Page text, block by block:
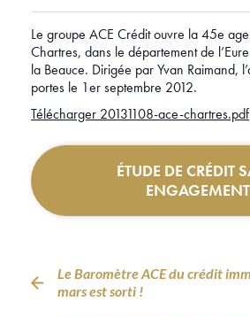
Le groupe ACE Crédit ouvre la 45e
Chartres, dans le département de
la Beauce. Dirigée par Yvan Raimand,
portes le 1er septembre 2012.
Télécharger 20131108-ace-chartres.pdf
ÉTUDE DE CRÉDIT
ENGAGEMENT
Le Baromètre ACE du crédit
mars est sorti !